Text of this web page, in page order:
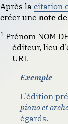
Après la citation
créer une note
1Prénom NOM
éditeur, lieu
URL
Exemple
L’édition
piano et
égards.